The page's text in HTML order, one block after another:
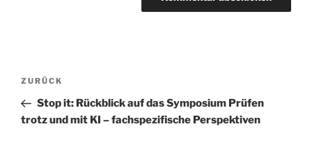
Beitragsnavigation
Vorheriger
Beitrag
ZURÜCK
Stop it: Rückblick auf das Symposium Prüfen
trotz und mit KI – fachspezifische Perspektiven